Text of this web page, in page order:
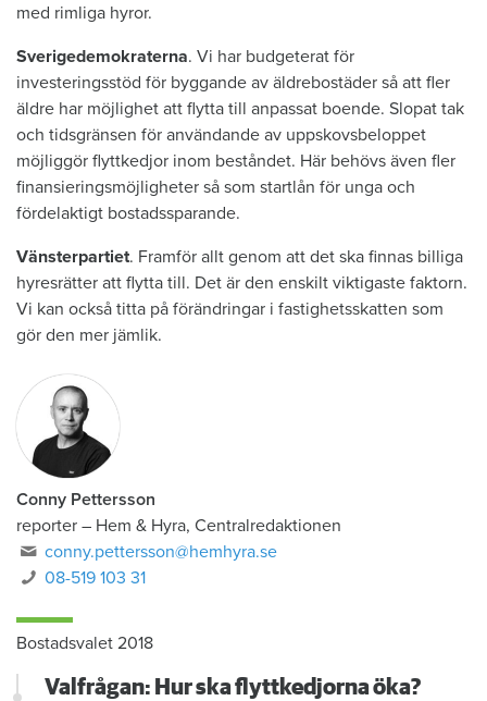
med rimliga hyror.
Sverigedemokraterna. Vi har budgeterat för
investeringsstöd för byggande av äldrebostäder så att fler
äldre har möjlighet att flytta till anpassat boende. Slopat tak
och tidsgränsen för användande av uppskovsbeloppet
möjliggör flyttkedjor inom beståndet. Här behövs även fler
finansieringsmöjligheter så som startlån för unga och
fördelaktigt bostadssparande.
Vänsterpartiet. Framför allt genom att det ska finnas billiga
hyresrätter att flytta till. Det är den enskilt viktigaste faktorn.
Vi kan också titta på förändringar i fastighetsskatten som
gör den mer jämlik.
Conny Pettersson
reporter – Hem & Hyra, Centralredaktionen
conny.pettersson@hemhyra.se
08-519 103 31
Bostadsvalet 2018
Valfrågan: Hur ska flyttkedjorna öka?